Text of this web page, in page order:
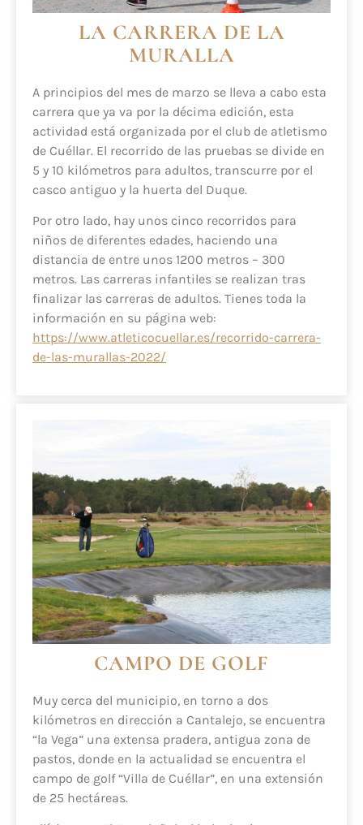
LA CARRERA DE LA
MURALLA
A principios del mes de marzo se lleva a cabo esta
carrera que ya va por la décima edición, esta
actividad está organizada por el club de atletismo
de Cuéllar. El recorrido de las pruebas se divide en
5 y 10 kilómetros para adultos, transcurre por el
casco antiguo y la huerta del Duque.
Por otro lado, hay unos cinco recorridos para
niños de diferentes edades, haciendo una
distancia de entre unos 1200 metros – 300
metros. Las carreras infantiles se realizan tras
finalizar las carreras de adultos. Tienes toda la
información en su página web:
https://www.atleticocuellar.es/recorrido-carrera-
de-las-murallas-2022/
CAMPO DE GOLF
Muy cerca del municipio, en torno a dos
kilómetros en dirección a Cantalejo, se encuentra
“la Vega” una extensa pradera, antigua zona de
pastos, donde en la actualidad se encuentra el
campo de golf “Villa de Cuéllar”, en una extensión
de 25 hectáreas.